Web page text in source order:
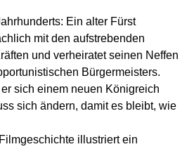
Ein alter Fürst
mit den aufstrebenden
und verheiratet seinen Neffen
Bürgermeisters.
sich einem neuen Königreich
sich ändern, damit es bleibt, wie
illustriert ein